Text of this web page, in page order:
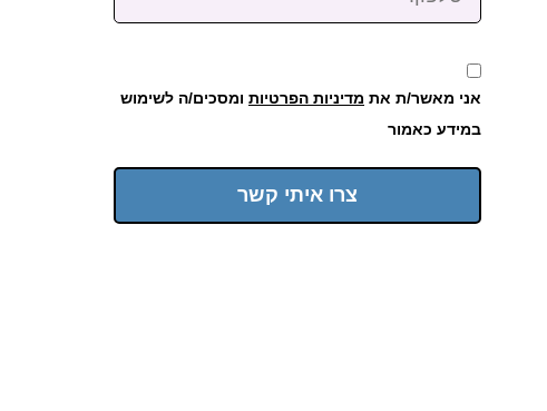
אני מאשר/ת את מדיניות הפרטיות ומסכים/ה לשימוש
במידע כאמור
צרו איתי קשר